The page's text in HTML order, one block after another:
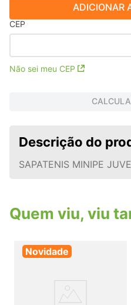
ADICIONAR
CEP
Não sei meu CEP
Descrição do
SAPATENIS MINIPE
Quem viu, viu
Novidade